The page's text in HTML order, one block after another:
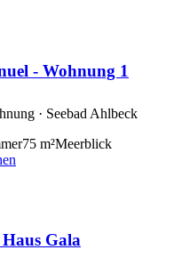
- Wohnung 1
· Seebad Ahlbeck
75 m²Meerblick
Gala